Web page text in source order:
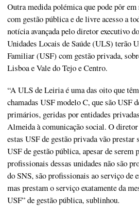
Outra medida polémica que pode pôr
com gestão pública e de livre acesso a
notícia avançada pelo diretor executivo
Unidades Locais de Saúde (ULS) terão
Familiar (USF) com gestão privada,
Lisboa e Vale do Tejo e Centro.
“A ULS de Leiria é uma das oito que
chamadas USF modelo C, que são USF
primários, geridas por entidades
Almeida à comunicação social. O diretor
estas USF de gestão privada vão
USF de gestão pública, apesar de serem
profissionais dessas unidades não são
do SNS, são profissionais ao serviço de
mas prestam o serviço exatamente da
USF” de gestão pública, sublinhou.